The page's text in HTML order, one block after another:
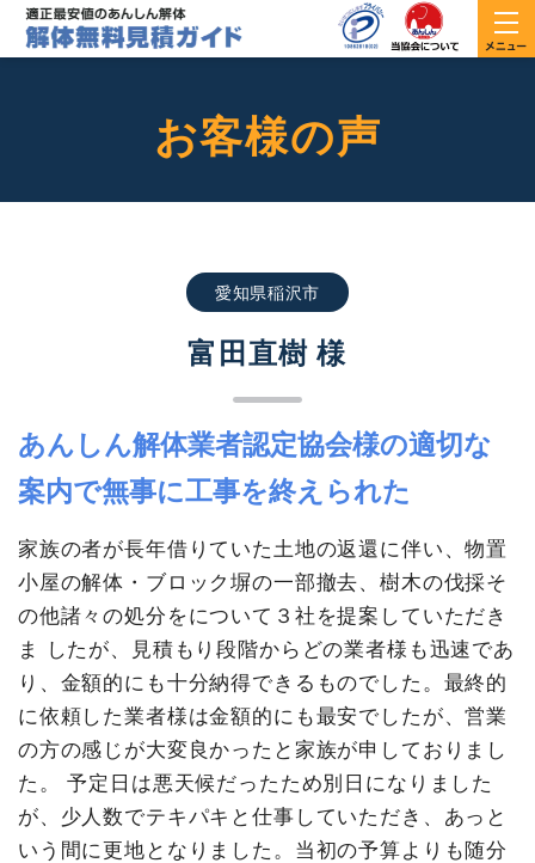
お客様の声
愛知県稲沢市
富田直樹 様
あんしん解体業者認定協会様の適切な
案内で無事に工事を終えられた
家族の者が長年借りていた土地の返還に伴い、物置
小屋の解体・ブロック塀の一部撤去、樹木の伐採そ
の他諸々の処分をについて３社を提案していただき
ま したが、見積もり段階からどの業者様も迅速であ
り、金額的にも十分納得できるものでした。最終的
に依頼した業者様は金額的にも最安でしたが、営業
の方の感じが大変良かったと家族が申しておりまし
た。 予定日は悪天候だったため別日になりました
が、少人数でテキパキと仕事していただき、あっと
いう間に更地となりました。当初の予算よりも随分